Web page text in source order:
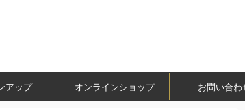
アップ オンラインショップ お問い合わ